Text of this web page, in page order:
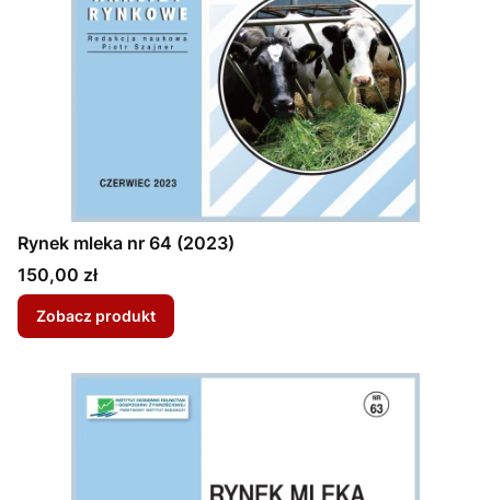
Rynek mleka nr 64 (2023)
Cena
150,00 zł
Zobacz produkt